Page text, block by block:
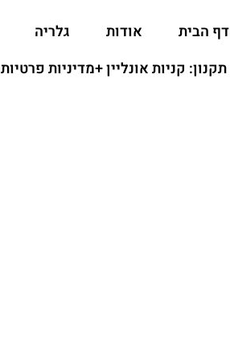
דף הבית אודות גלריה
תקנון: קניות אונליין +מדיניות פרטיות